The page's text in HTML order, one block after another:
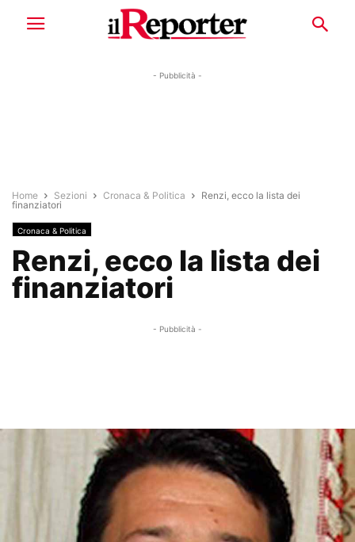
- Pubblicità -
Home Sezioni Cronaca & Politica
Renzi, ecco la lista dei
finanziatori
Cronaca & Politica
Renzi, ecco la lista dei
finanziatori
- Pubblicità -